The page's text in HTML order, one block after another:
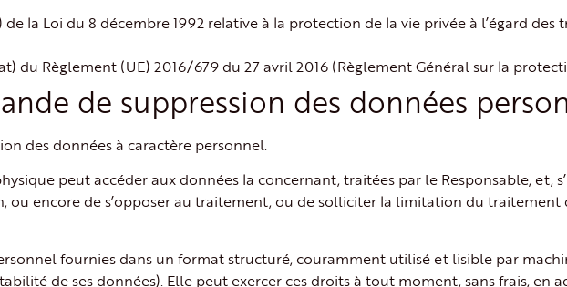
la Loi du 8 décembre 1992 relative à la protection de la vie privée à l’égard des
du Règlement (UE) 2016/679 du 27 avril 2016 (Règlement Général sur la
de suppression des données
des données à caractère personnel.
peut accéder aux données la concernant, traitées par le Responsable, et,
ou encore de s’opposer au traitement, ou de solliciter la limitation du traitement
fournies dans un format structuré, couramment utilisé et lisible par
de ses données). Elle peut exercer ces droits à tout moment, sans frais, en